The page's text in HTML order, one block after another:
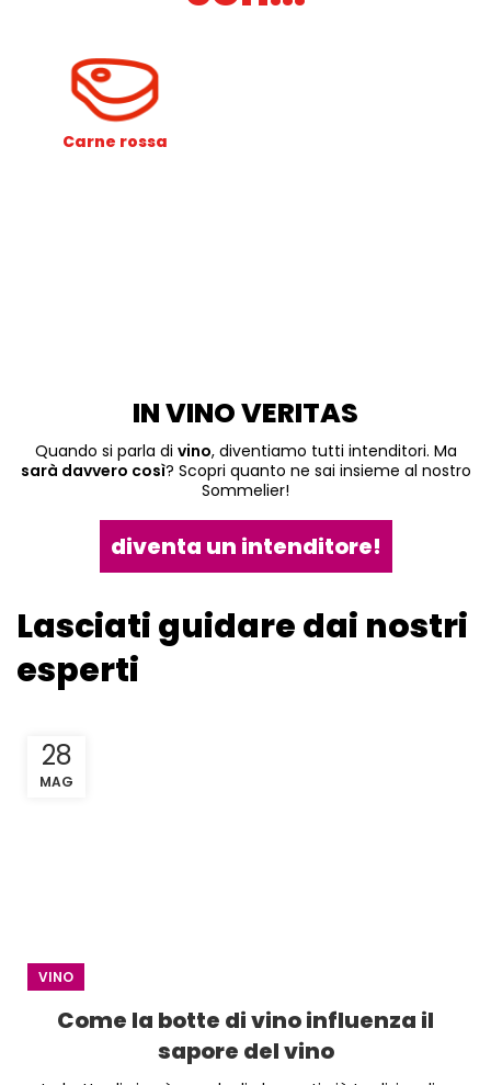
Carne rossa
IN VINO VERITAS
Quando si parla di vino, diventiamo tutti intenditori. Ma
sarà davvero così? Scopri quanto ne sai insieme al nostro
Sommelier!
diventa un intenditore!
Lasciati guidare dai nostri
esperti
28
MAG
VINO
Come la botte di vino influenza il
sapore del vino